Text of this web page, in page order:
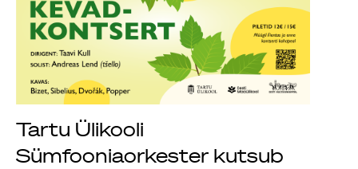
Tartu Ülikooli
Sümfooniaorkester kutsub